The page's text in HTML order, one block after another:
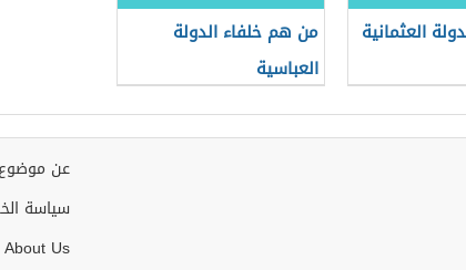
العثمانية
من هم خلفاء الدولة
العباسية
عن موضوع
سياسة
About Us